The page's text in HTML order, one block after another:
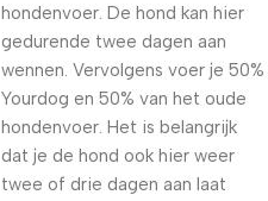
hondenvoer. De hond kan hier
gedurende twee dagen aan
wennen. Vervolgens voer je 50%
Yourdog en 50% van het oude
hondenvoer. Het is belangrijk
dat je de hond ook hier weer
twee of drie dagen aan laat